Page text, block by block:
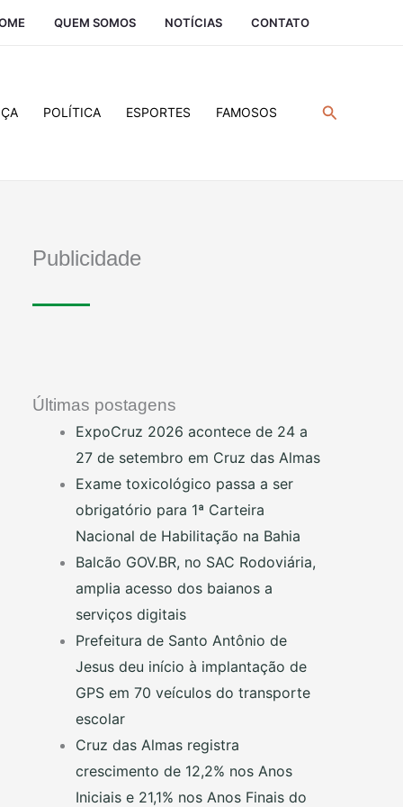
QUEM SOMOS NOTÍCIAS CONTATO
POLÍTICA ESPORTES FAMOSOS Pesquisar
Publicidade
Últimas postagens
ExpoCruz 2026 acontece de 24 a
27 de setembro em Cruz das Almas
Exame toxicológico passa a ser
obrigatório para 1ª Carteira
Nacional de Habilitação na Bahia
Balcão GOV.BR, no SAC Rodoviária,
amplia acesso dos baianos a
serviços digitais
Prefeitura de Santo Antônio de
Jesus deu início à implantação de
GPS em 70 veículos do transporte
escolar
Cruz das Almas registra
crescimento de 12,2% nos Anos
Iniciais e 21,1% nos Anos Finais do